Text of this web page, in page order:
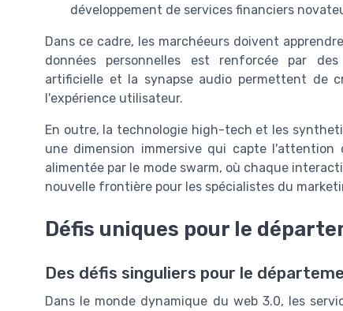
développement de services financiers
Dans ce cadre, les marchéeurs doivent
données personnelles est renforcée par
artificielle et la synapse audio permettent de
l'expérience utilisateur.
En outre, la technologie high-tech et les
une dimension immersive qui capte l'attention
alimentée par le mode swarm, où chaque
nouvelle frontière pour les spécialistes du
Défis uniques pour le
Des défis singuliers pour le
Dans le monde dynamique du web 3.0, les